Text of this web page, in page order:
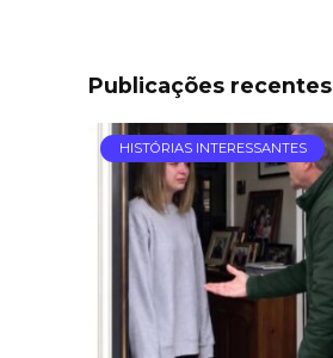
Publicações recentes
HISTÓRIAS INTERESSANTES